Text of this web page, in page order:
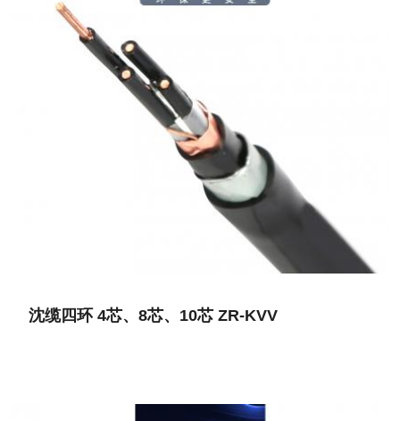
沈缆四环 4芯、8芯、10芯 ZR-KVV